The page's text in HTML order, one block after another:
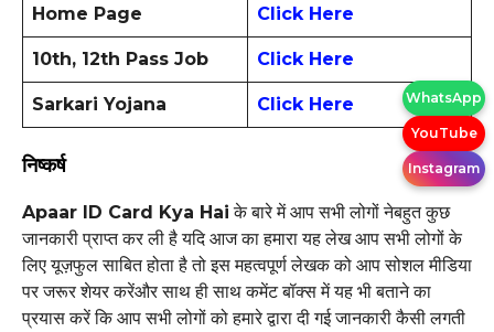
Home Page Click Here
10th, 12th Pass Job Click Here
Sarkari Yojana Click Here
निष्कर्ष
Apaar ID Card Kya Hai के बारे में आप सभी लोगों नेबहुत कुछ
जानकारी प्राप्त कर ली है यदि आज का हमारा यह लेख आप सभी लोगों के
लिए यूज़फुल साबित होता है तो इस महत्वपूर्ण लेखक को आप सोशल मीडिया
पर जरूर शेयर करेंऔर साथ ही साथ कमेंट बॉक्स में यह भी बताने का
प्रयास करें कि आप सभी लोगों को हमारे द्वारा दी गई जानकारी कैसी लगती
WhatsApp
YouTube
Instagram